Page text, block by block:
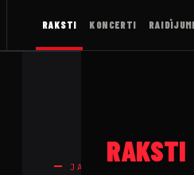
RAKSTI KONCERTI RAIDĪJUMI
RAKSTI
JAUNUMI